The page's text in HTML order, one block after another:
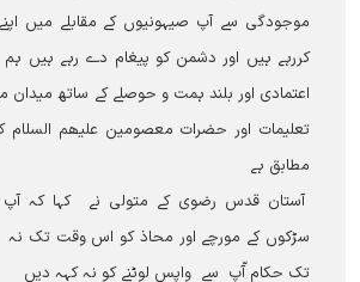
موجودگی سے آپ صیہونیوں کے مقابلے میں
کررہے ہيں اور دشمن کو پیغام دے رہے ہیں
اعتمادی اور بلند ہمت و حوصلے کے ساتھ میدان
تعلیمات اور حضرات معصومین علیھم السلام
مطابق ہے
آستان قدس رضوی کے متولی نے کہا کہ
سڑکوں کے مورچے اور محاذ کو اس وقت تک
تک حکام آّپ سے واپس لوٹنے کو نہ کہہ دیں